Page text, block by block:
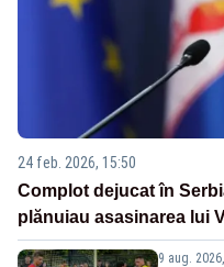
24 feb. 2026, 15:50
Complot dejucat în
plănuiau asasinarea lui
9 aug.